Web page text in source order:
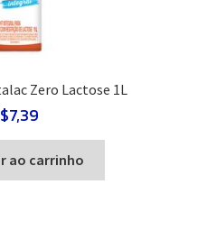
Zero Lactose 1L
7,39
ao carrinho